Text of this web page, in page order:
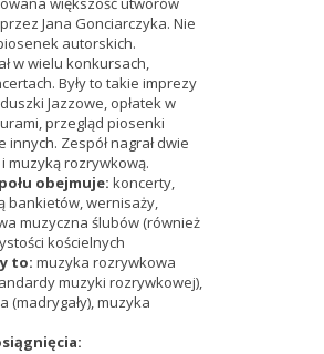
Jana Gonciarczyka. Nie
autorskich.
w wielu konkursach,
Były to takie imprezy
Jazzowe, opłatek w
przegląd piosenki
innych. Zespół nagrał dwie
muzyką rozrywkową.
obejmuje: koncerty,
bankietów, wernisaży,
muzyczna ślubów (również
kościelnych
to: muzyka rozrywkowa
muzyki rozrywkowej),
(madrygały), muzyka